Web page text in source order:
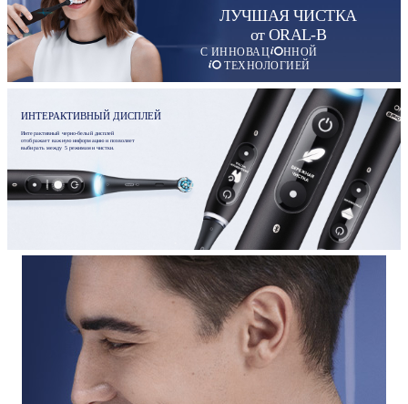
ЛУЧШАЯ ЧИСТКА
от ORAL-B
С ИННОВАЦ
ННОЙ
ТЕХНОЛОГИЕЙ
ИНТЕРАКТИВНЫЙ ДИСПЛЕЙ
Интерактивный черно-белый дисплей
отображает важную информацию и позволяет
выбирать между 5 режимами чистки.